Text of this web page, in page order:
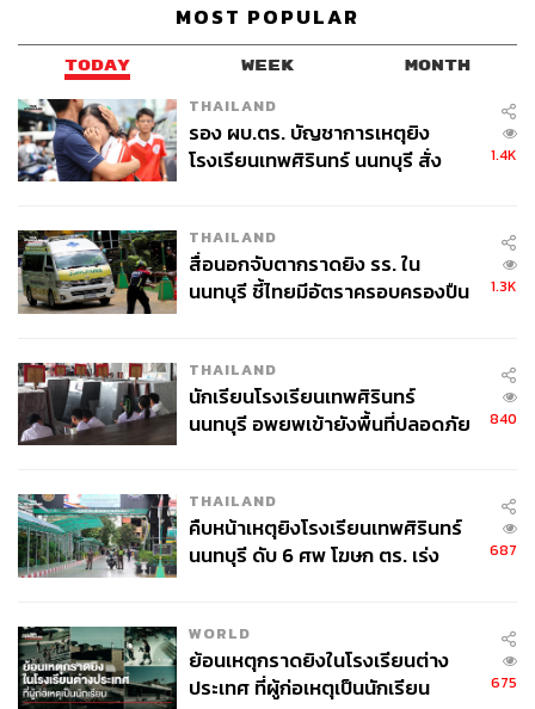
MOST POPULAR
TODAY WEEK MONTH
THAILAND
รอง ผบ.ตร. บัญชาการเหตุยิง
โรงเรียนเทพศิรินทร์ นนทบุรี สั่ง
1.4K
THAILAND
สื่อนอกจับตากราดยิง รร. ใน
นนทบุรี ชี้ไทยมีอัตราครอบครองปืน
1.3K
THAILAND
นักเรียนโรงเรียนเทพศิรินทร์
นนทบุรี อพยพเข้ายังพื้นที่ปลอดภัย
840
THAILAND
คืบหน้าเหตุยิงโรงเรียนเทพศิรินทร์
นนทบุรี ดับ 6 ศพ โฆษก ตร. เร่ง
687
WORLD
ย้อนเหตุกราดยิงในโรงเรียนต่าง
ประเทศ ที่ผู้ก่อเหตุเป็นนักเรียน
675